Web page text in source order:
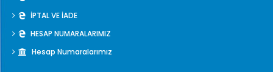
İPTAL VE İADE
HESAP NUMARALARIMIZ
Hesap Numaralarımız